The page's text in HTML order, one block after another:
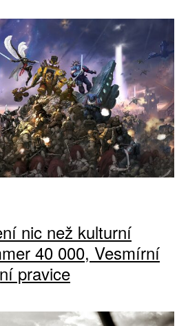
nic než kulturní
40 000, Vesmírní
pravice